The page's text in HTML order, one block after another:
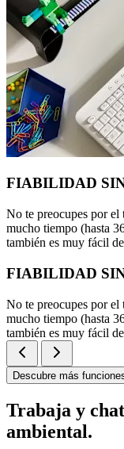
FIABILIDAD
No te preocupes por
mucho tiempo (hasta
también es muy fácil
FIABILIDAD
No te preocupes por
mucho tiempo (hasta
también es muy fácil
Descubre más
Trabaja y
ambiental.